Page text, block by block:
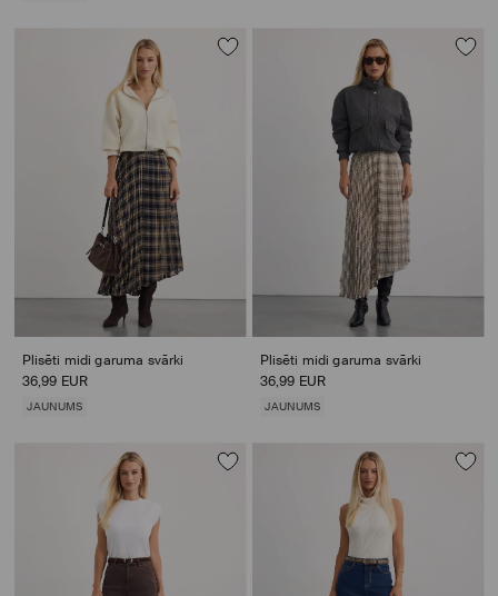
Plisēti midi garuma svārki
36,99 EUR
JAUNUMS
Plisēti midi garuma svārki
36,99 EUR
JAUNUMS